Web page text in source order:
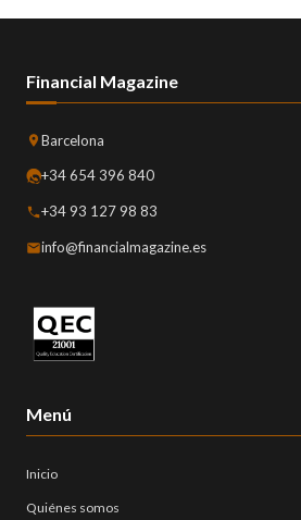
Financial Magazine
Barcelona
+34 654 396 840
+34 93 127 98 83
info@financialmagazine.es
Menú
Inicio
Quiénes somos